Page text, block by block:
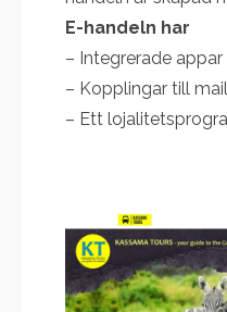
E-handeln har
– Integrerade
– Kopplingar till
– Ett